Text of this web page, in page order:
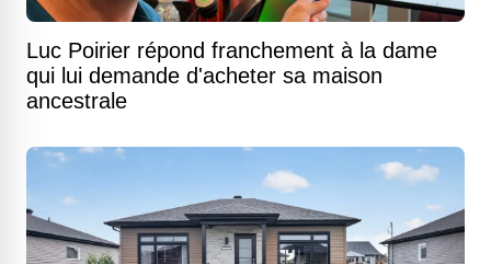
Luc Poirier répond franchement à la dame
qui lui demande d'acheter sa maison
ancestrale